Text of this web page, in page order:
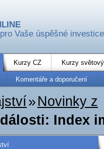
Vaše úspěšné investice
Kurzy CZ Kurzy
Komentáře a doporučení
» Novinky z
Index